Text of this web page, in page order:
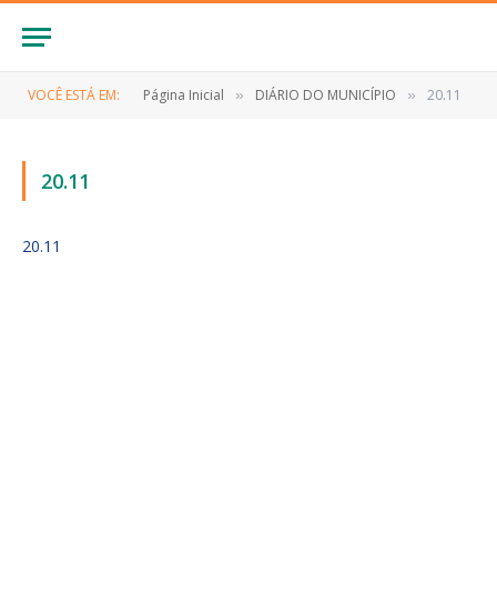
VOCÊ ESTÁ EM: Página Inicial » DIÁRIO DO MUNICÍPIO » 20.11
20.11
20.11